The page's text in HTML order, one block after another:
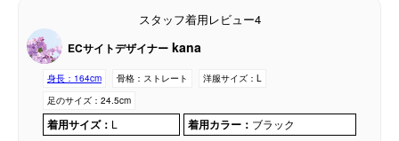
スタッフ着用レビュー4
ECサイトデザイナー kana
身長： 164cm 骨格： ストレート 洋服サイズ： L
足のサイズ： 24.5cm
着用サイズ： L 着用カラー： ブラック